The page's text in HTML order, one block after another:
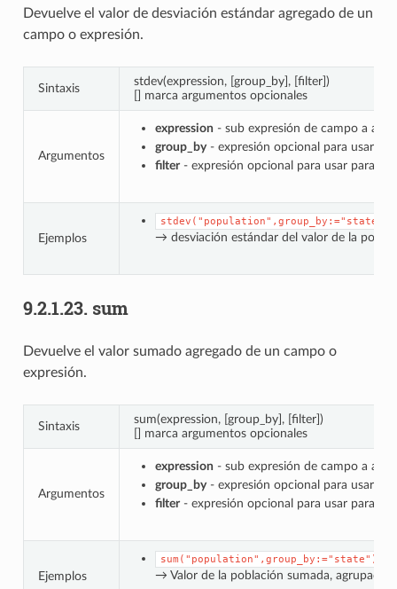
Devuelve el valor de desviación estándar agregado de un
campo o expresión.
Sintaxis
stdev(expression, [group_by], [filter])
[] marca argumentos opcionales
Argumentos
expression - sub expresión de campo a
group_by- expresión opcional para usar
filter- expresión opcional para usar para
Ejemplos
stdev("population",group_by:="state")
→ desviación estándar del valor de la
9.2.1.23. sum
Devuelve el valor sumado agregado de un campo o
expresión.
Sintaxis
sum(expression, [group_by], [filter])
[] marca argumentos opcionales
Argumentos
expression - sub expresión de campo a
group_by- expresión opcional para usar
filter- expresión opcional para usar para
Ejemplos
sum("population",group_by:="state")
→ Valor de la población sumada, agrupada